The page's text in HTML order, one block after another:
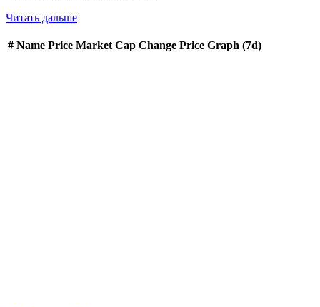
Читать дальше
# Name Price Market Cap Change Price Graph (7d)